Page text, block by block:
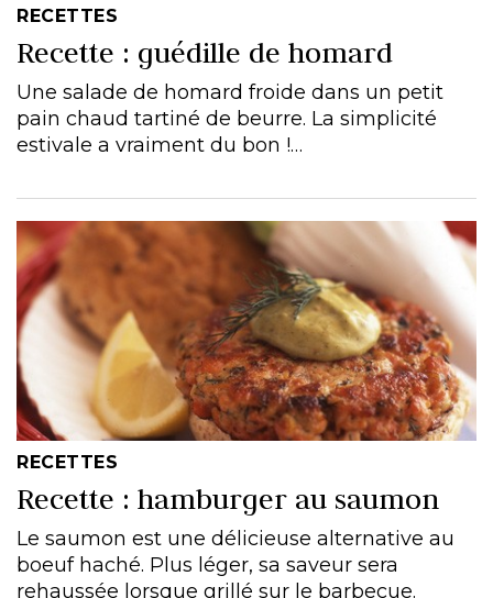
RECETTES
Recette : guédille de homard
Une salade de homard froide dans un petit
pain chaud tartiné de beurre. La simplicité
estivale a vraiment du bon !…
RECETTES
Recette : hamburger au saumon
Le saumon est une délicieuse alternative au
boeuf haché. Plus léger, sa saveur sera
rehaussée lorsque grillé sur le barbecue.